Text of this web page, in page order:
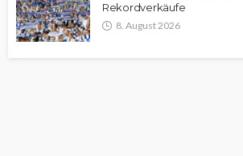
Rekordverkäufe
8. August 2026